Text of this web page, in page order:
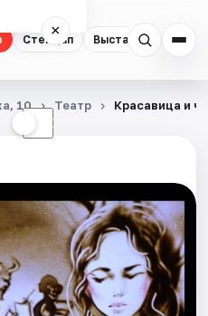
Стендап Выставки
×
☾
10 Театр Красавица и